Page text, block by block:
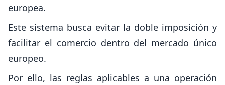
europea.
Este sistema busca evitar la doble imposición y
facilitar el comercio dentro del mercado único
europeo.
Por ello, las reglas aplicables a una operación